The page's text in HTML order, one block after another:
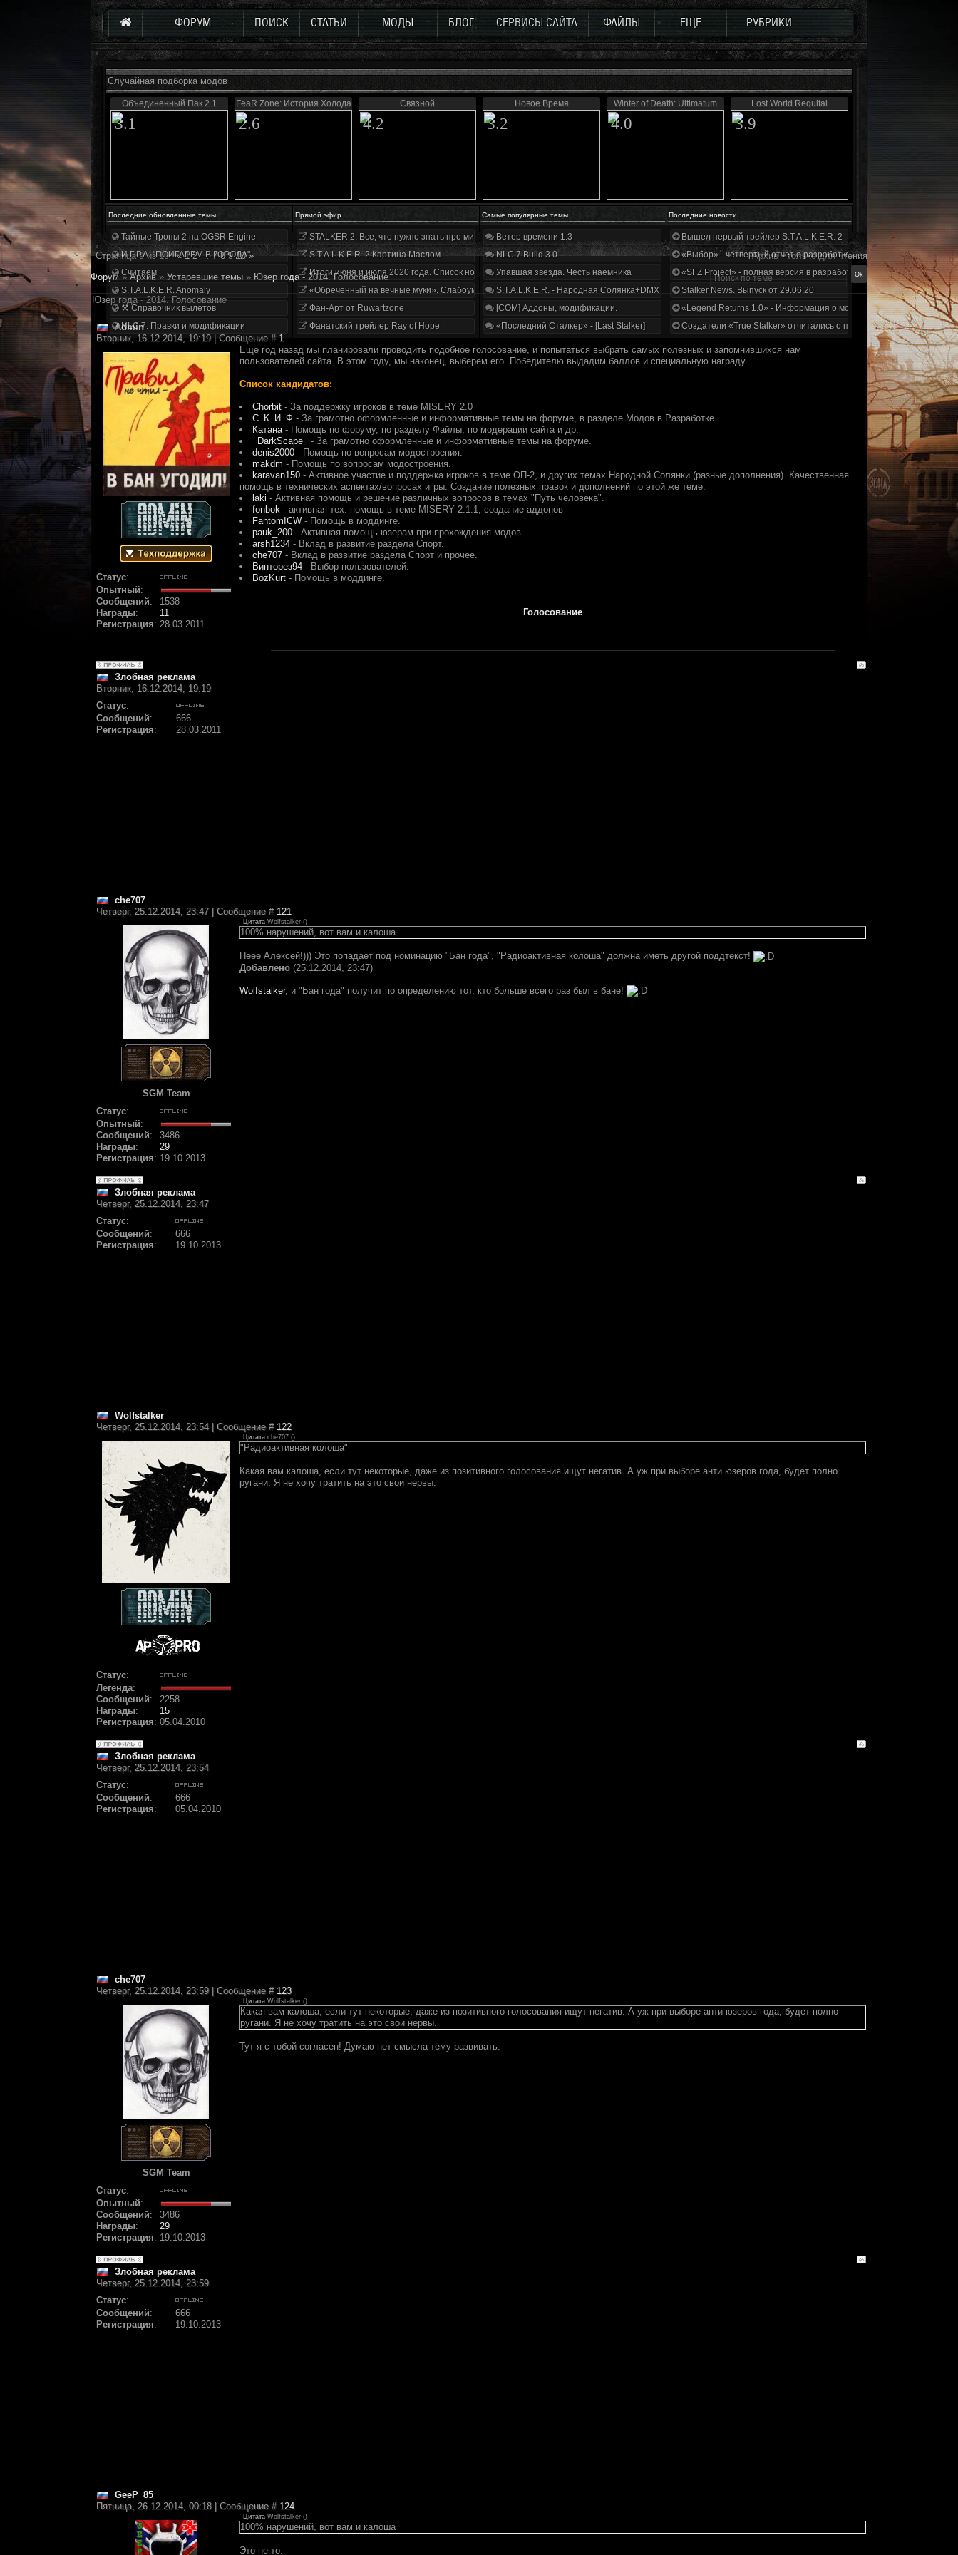
ФОРУМ ПОИСК СТАТЬИ МОДЫ БЛОГ СЕРВИСЫ САЙТА ФАЙЛЫ ЕЩЕ РУБРИКИ
Случайная подборка модов
Объединенный Пак 2.1
3.1
FeaR Zone: История Холода
2.6
Связной
4.2
Новое Время
3.2
Winter of Death: Ultimatum
4.0
Lost World Requital
3.9
Последние обновленные темы Прямой эфир Самые популярные темы Последние новости
Тайные Тропы 2 на OGSR Engine
И.Г.Р.А. "ПОИГАРЕМ В ГОРОДА"
Считаем
S.T.A.L.K.E.R. Anomaly
⚒ Справочник вылетов
NLC 7. Правки и модификации
STALKER 2. Все, что нужно знать про мир, геймплей и сюжет | Разбор трейлера
S.T.A.L.K.E.R. 2 Картина Маслом
Итоги июня и июля 2020 года. Список нововведений
«Обречённый на вечные муки». Слабоумие и отвага
Фан-Арт от Ruwartzone
Фанатский трейлер Ray of Hope
Ветер времени 1.3
NLC 7 Build 3.0
Упавшая звезда. Честь наёмника
S.T.A.L.K.E.R. - Народная Солянка+DMX 1.3.5.ООП.МА.К.
[COM] Аддоны, модификации.
«Последний Сталкер» - [Last Stalker]
Вышел первый трейлер S.T.A.L.K.E.R. 2
«Выбор» - четвертый отчет о разработке!
«SFZ Project» - полная версия в разработке!
Stalker News. Выпуск от 29.06.20
«Legend Returns 1.0» - Информация о моде за июнь 2020
Создатели «True Stalker» отчитались о проделанной работе
Страница9из10 « 1 2 … 7 8 9 10 »
Архив - только для чтения
Форум » Архив » Устаревшие темы » Юзер года - 2014. Голосование
Юзер года - 2014. Голосование
Аdmin
Вторник, 16.12.2014, 19:19 | Сообщение #1
Статус:
Опытный:
Сообщений:
1538
Награды:
11
Регистрация: 28.03.2011
Еще год назад мы планировали проводить подобное голосование, и попытаться выбрать самых полезных и запомнившихся нам
пользователей сайта. В этом году, мы наконец, выберем его. Победителю выдадим баллов и специальную награду.
Список кандидатов:
Chorbit - За поддержку игроков в теме MISERY 2.0
С_К_И_Ф - За грамотно оформленные и информативные темы на форуме, в разделе Модов в Разработке.
Катана- Помощь по форуму, по разделу Файлы, по модерации сайта и др.
_DarkScape_
- За грамотно оформленные и информативные темы на форуме.
denis2000 - Помощь по вопросам модостроения.
makdm - Помощь по вопросам модостроения.
karavan150 - Активное участие и поддержка игроков в теме ОП-2, и других темах Народной Солянки (разные дополнения). Качественная
помощь в технических аспектах/вопросах игры. Создание полезных правок и дополнений по этой же теме.
laki - Активная помощь и решение различных вопросов в темах "Путь человека".
fonbok - активная тех. помощь в теме MISERY 2.1.1, создание аддонов
FantomICW - Помощь в моддинге.
pauk_200 - Активная помощь юзерам при прохождения модов.
arsh1234 - Вклад в развитие раздела Спорт.
che707 - Вклад в развитие раздела Спорт и прочее.
Винторез94 - Выбор пользователей.
BozKurt - Помощь в моддинге.
Голосование
Злобная реклама
Вторник, 16.12.2014, 19:19
Статус:
Сообщений:
666
Регистрация: 28.03.2011
che707
Четверг, 25.12.2014, 23:47 | Сообщение # 121
SGM Team
Статус:
Опытный:
Сообщений:
3486
Награды:
29
Регистрация: 19.10.2013
Цитата Wolfstalker ()
100% нарушений, вот вам и калоша
Неее Алексей!))) Это попадает под номинацию "Бан года", "Радиоактивная колоша" должна иметь другой поддтекст!
Добавлено (25.12.2014, 23:47)
---------------------------------------------
Wolfstalker, и "Бан года" получит по определению тот, кто больше всего раз был в бане!
Злобная реклама
Четверг, 25.12.2014, 23:47
Статус:
Сообщений:
666
Регистрация: 19.10.2013
Wolfstalker
Четверг, 25.12.2014, 23:54 | Сообщение # 122
Статус:
Легенда:
Сообщений:
2258
Награды:
15
Регистрация: 05.04.2010
Цитата che707 ()
"Радиоактивная колоша"
Какая вам калоша, если тут некоторые, даже из позитивного голосования ищут негатив. А уж при выборе анти юзеров года, будет полно
ругани. Я не хочу тратить на это свои нервы.
Злобная реклама
Четверг, 25.12.2014, 23:54
Статус:
Сообщений:
666
Регистрация: 05.04.2010
che707
Четверг, 25.12.2014, 23:59 | Сообщение # 123
SGM Team
Статус:
Опытный:
Сообщений:
3486
Награды:
29
Регистрация: 19.10.2013
Цитата Wolfstalker ()
Какая вам калоша, если тут некоторые, даже из позитивного голосования ищут негатив. А уж при выборе анти юзеров года, будет полно
ругани. Я не хочу тратить на это свои нервы.
Тут я с тобой согласен! Думаю нет смысла тему развивать.
Злобная реклама
Четверг, 25.12.2014, 23:59
Статус:
Сообщений:
666
Регистрация: 19.10.2013
GeeP_85
Пятница, 26.12.2014, 00:18 | Сообщение # 124
Цитата Wolfstalker ()
100% нарушений, вот вам и калоша
Это не то.